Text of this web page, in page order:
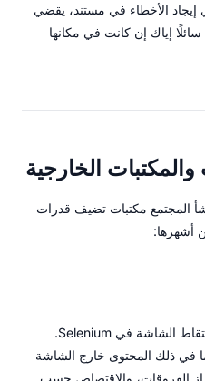
الأخطاء في مستند، يقضي
إياك إن كانت في مكانها
المجتمع مكتبات تضيف قدرات
Ashot مكتبة Java تُوسّع قدرات التقاط الشاشة في Selenium.
في ذلك المحتوى خارج الشاشة
الفروقات، والاقتصاص حسب